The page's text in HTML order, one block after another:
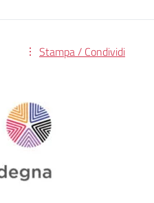
Stampa / Condividi